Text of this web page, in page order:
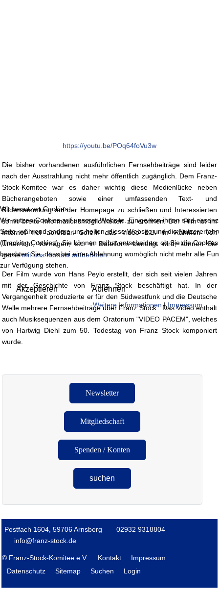
https://youtu.be/POq64foVu3w
Die bisher vorhandenen ausführlichen Fernsehbeiträge sind leider
nach der Ausstrahlung nicht mehr öffentlich zugänglich. Dem Franz-
Stock-Komitee war es daher wichtig diese Medienlücke neben
Bücherangeboten sowie einer umfassenden Text- und
Bildersammlung auf der Homepage zu schließen und Interessierten
somit breite Informationsmöglichkeiten zu eröffnen. Der Film ist im
Internet frei abrufbar. Sofern das Video z.B. im Rahmen von
Unterricht, Vorträgen, etc. in Dateiform benötigt wird, können Sie
gernemit uns Kontakt aufnehmen.
Der Film wurde von Hans Peylo erstellt, der sich seit vielen Jahren
mit der Geschichte von Franz Stock beschäftigt hat. In der
Vergangenheit produzierte er für den Südwestfunk und die Deutsche
Welle mehrere Fernsehbeiträge über Franz Stock . Das Video enthält
auch Musiksequenzen aus dem Oratorium "VIDEO PACEM", welches
von Hartwig Diehl zum 50. Todestag von Franz Stock komponiert
wurde.
Newsletter
Mitgliedschaft
Spenden / Konten
suchen
Postfach 1604, 59706 Arnsberg
02932 9318804
info@franz-stock.de
© Franz-Stock-Komitee e.V. Kontakt
Impressum
Datenschutz
Sitemap Suchen Login
Wir benutzen Cookies
Wir nutzen Cookies auf unserer Website. Einige von ihnen sind
Seite, während andere uns helfen, diese Website und die
(Tracking Cookies). Sie können selbst entscheiden, ob Sie die
beachten Sie, dass bei einer Ablehnung womöglich nicht mehr alle
zur Verfügung stehen.
Akzeptieren Ablehnen
Weitere Informationen|Impressum